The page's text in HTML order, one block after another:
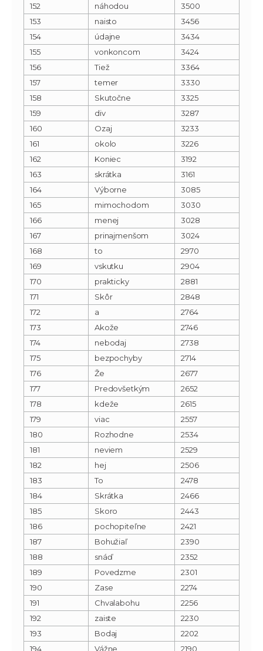
152
náhodou
3500
153
naisto
3456
154
údajne
3434
155
vonkoncom
3424
156
Tiež
3364
157
temer
3330
158
Skutočne
3325
159
div
3287
160
Ozaj
3233
161
okolo
3226
162
Koniec
3192
163
skrátka
3161
164
Výborne
3085
165
mimochodom
3030
166
menej
3028
167
prinajmenšom
3024
168
to
2970
169
vskutku
2904
170
prakticky
2881
171
Skôr
2848
172
a
2764
173
Akože
2746
174
nebodaj
2738
175
bezpochyby
2714
176
Že
2677
177
Predovšetkým
2652
178
kdeže
2615
179
viac
2557
180
Rozhodne
2534
181
neviem
2529
182
hej
2506
183
To
2478
184
Skrátka
2466
185
Skoro
2443
186
pochopiteľne
2421
187
Bohužiaľ
2390
188
snáď
2352
189
Povedzme
2301
190
Zase
2274
191
Chvalabohu
2256
192
zaiste
2230
193
Bodaj
2202
194
Vážne 2190